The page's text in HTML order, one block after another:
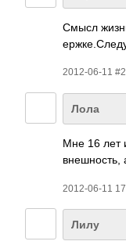
Смысл
2012-06-11
Лола
Мне 16 лет
внеш­ность,
2012-06-11
Лилу